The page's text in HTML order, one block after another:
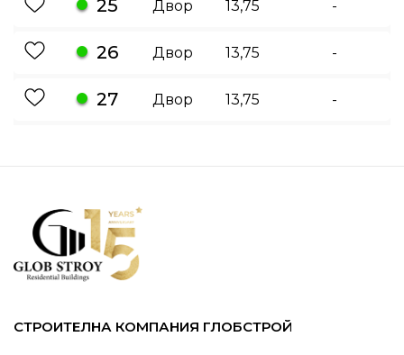
25 Двор 13,75 -
26 Двор 13,75 -
27 Двор 13,75 -
СТРОИТЕЛНА КОМПАНИЯ ГЛОБСТРОЙ